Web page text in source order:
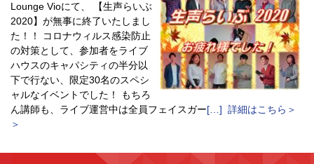
Lounge Vioにて、 【生声らいぶ
2020】が無事に終了いたしまし
た！！ コロナウィルス感染防止
の対策として、参加者をライブ
ハウスのキャパシティの半分以
下で行ない、限定30名のスペシ
ャルなイベントでした！ もちろ
ん講師も、ライブ運営中は全員フェイスガー[…] 詳細はこちら＞
＞